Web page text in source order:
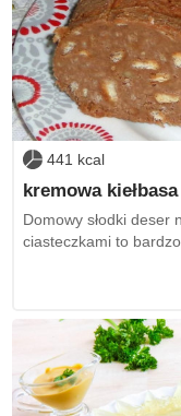
441 kcal
kremowa
Domowy słodki deser
ciasteczkami to bardzo